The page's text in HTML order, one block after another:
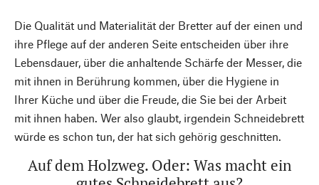
Die Qualität und Materialität der Bretter auf der einen und
ihre Pflege auf der anderen Seite entscheiden über ihre
Lebensdauer, über die anhaltende Schärfe der Messer, die
mit ihnen in Berührung kommen, über die Hygiene in
Ihrer Küche und über die Freude, die Sie bei der Arbeit
mit ihnen haben. Wer also glaubt, irgendein Schneidebrett
würde es schon tun, der hat sich gehörig geschnitten.
Auf dem Holzweg. Oder: Was macht ein